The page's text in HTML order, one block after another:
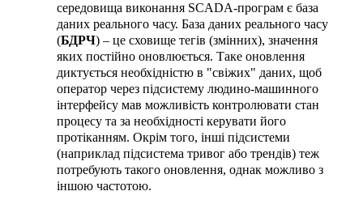
середовища виконання SCADA-програм є база
даних реального часу. База даних реального часу
(БДРЧ) – це сховище тегів (змінних), значення
яких постійно оновлюється. Таке оновлення
диктується необхідністю в "свіжих" даних, щоб
оператор через підсистему людино-машинного
інтерфейсу мав можливість контролювати стан
процесу та за необхідності керувати його
протіканням. Окрім того, інші підсистеми
(наприклад підсистема тривог або трендів) теж
потребують такого оновлення, однак можливо з
іншою частотою.